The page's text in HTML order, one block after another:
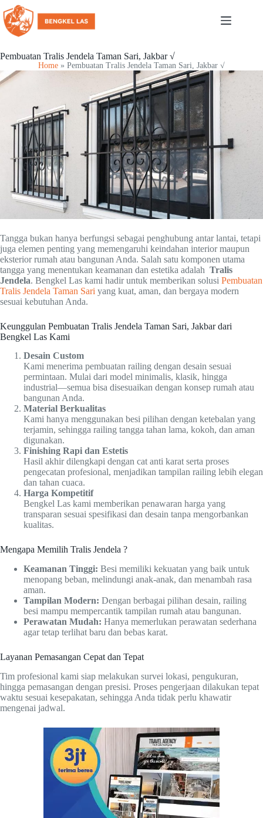
Pembuatan Tralis Jendela Taman Sari, Jakbar √
Home » Pembuatan Tralis Jendela Taman Sari, Jakbar √
Tangga bukan hanya berfungsi sebagai penghubung antar lantai, tetapi
juga elemen penting yang memengaruhi keindahan interior maupun
eksterior rumah atau bangunan Anda. Salah satu komponen utama
tangga yang menentukan keamanan dan estetika adalah Tralis
Jendela. Bengkel Las kami hadir untuk memberikan solusi Pembuatan
Tralis Jendela Taman Sari yang kuat, aman, dan bergaya modern
sesuai kebutuhan Anda.
Keunggulan Pembuatan Tralis Jendela Taman Sari, Jakbar dari
Bengkel Las Kami
Desain Custom
Kami menerima pembuatan railing dengan desain sesuai
permintaan. Mulai dari model minimalis, klasik, hingga
industrial—semua bisa disesuaikan dengan konsep rumah atau
bangunan Anda.
Material Berkualitas
Kami hanya menggunakan besi pilihan dengan ketebalan yang
terjamin, sehingga railing tangga tahan lama, kokoh, dan aman
digunakan.
Finishing Rapi dan Estetis
Hasil akhir dilengkapi dengan cat anti karat serta proses
pengecatan profesional, menjadikan tampilan railing lebih elegan
dan tahan cuaca.
Harga Kompetitif
Bengkel Las kami memberikan penawaran harga yang
transparan sesuai spesifikasi dan desain tanpa mengorbankan
kualitas.
Mengapa Memilih Tralis Jendela ?
Keamanan Tinggi: Besi memiliki kekuatan yang baik untuk
menopang beban, melindungi anak-anak, dan menambah rasa
aman.
Tampilan Modern: Dengan berbagai pilihan desain, railing
besi mampu mempercantik tampilan rumah atau bangunan.
Perawatan Mudah: Hanya memerlukan perawatan sederhana
agar tetap terlihat baru dan bebas karat.
Layanan Pemasangan Cepat dan Tepat
Tim profesional kami siap melakukan survei lokasi, pengukuran,
hingga pemasangan dengan presisi. Proses pengerjaan dilakukan tepat
waktu sesuai kesepakatan, sehingga Anda tidak perlu khawatir
mengenai jadwal.